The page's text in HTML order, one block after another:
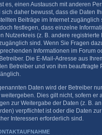
es, einen Austausch mit anderen
daher bewusst, dass die Daten
Beiträge im Internet zugänglich
festlegen, dass einzelne
Nutzerkreis (z. B. andere registrierte
sind. Wenn Sie Fragen
Informationen im Forum
Die E-Mail-Adresse aus
Betreiber und von ihm beauftragte
Daten wird der Betreiber
Dies gilt nicht, sofern er
zur Weitergabe der Daten (z. B. an
verpflichtet ist oder die Daten zur
Interessen erforderlich sind.